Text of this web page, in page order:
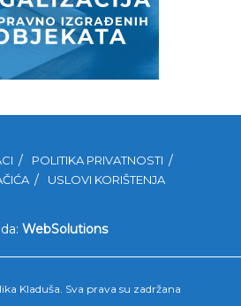
POLITIKA PRIVATNOSTI
USLOVI KORIŠTENJA
WebSolutions
Kladuša. Sva prava su zadržana